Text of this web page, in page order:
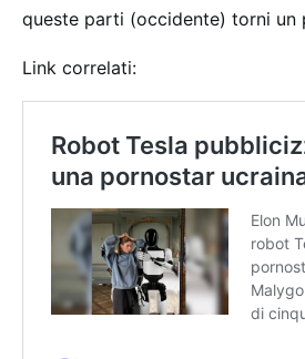
queste parti (occidente) torni un
Link correlati: